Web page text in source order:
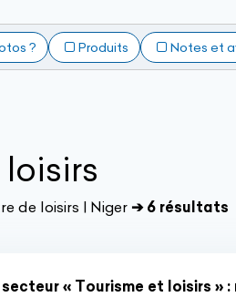
? Produits Notes et
de loisirs | Niger ➔ 6 résultats
« Tourisme et loisirs »